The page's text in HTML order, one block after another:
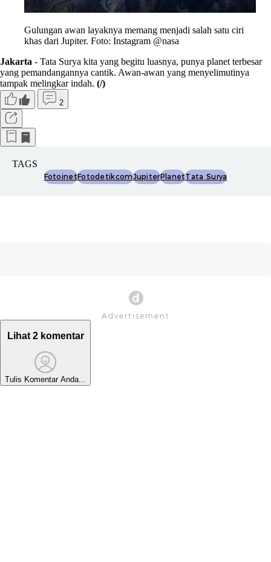
Gulungan awan layaknya memang menjadi salah satu ciri
khas dari Jupiter. Foto: Instagram @nasa
Jakarta - Tata Surya kita yang begitu luasnya, punya planet terbesar
yang pemandangannya cantik. Awan-awan yang menyelimutinya
tampak melingkar indah. (/)
2
TAGS
FotoinetFotodetikcomJupiterPlanetTata Surya
Lihat 2 komentar
Tulis Komentar Anda...